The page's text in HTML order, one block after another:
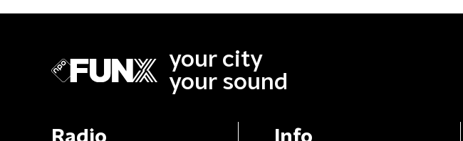
your city
your sound